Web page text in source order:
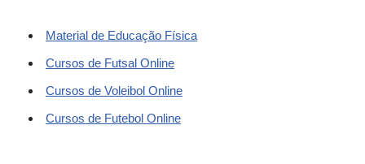
Material de Educação Física
Cursos de Futsal Online
Cursos de Voleibol Online
Cursos de Futebol Online